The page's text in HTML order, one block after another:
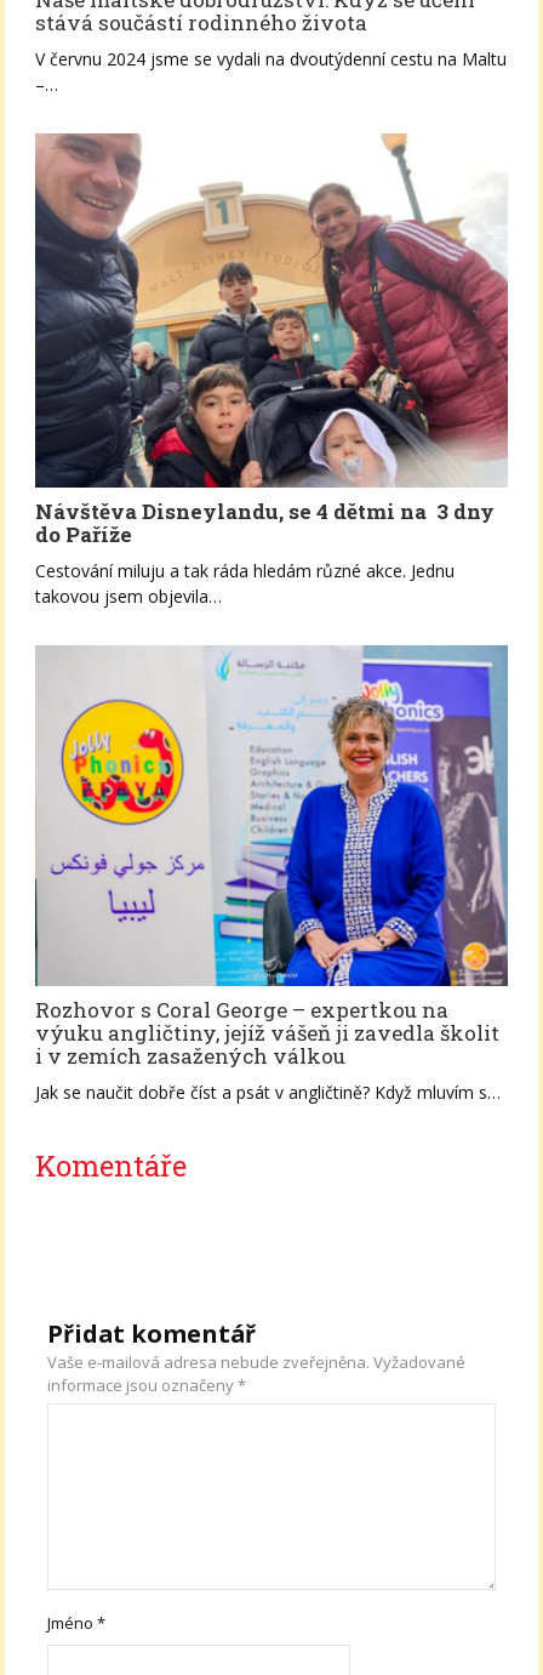
stává součástí rodinného života
V červnu 2024 jsme se vydali na dvoutýdenní cestu na Maltu
–…
Návštěva Disneylandu, se 4 dětmi na 3 dny
do Paříže
Cestování miluju a tak ráda hledám různé akce. Jednu
takovou jsem objevila…
Rozhovor s Coral George – expertkou na
výuku angličtiny, jejíž vášeň ji zavedla školit
i v zemích zasažených válkou
Jak se naučit dobře číst a psát v angličtině? Když mluvím s…
Komentáře
Přidat komentář
Vaše e-mailová adresa nebude zveřejněna. Vyžadované
informace jsou označeny*
Jméno*